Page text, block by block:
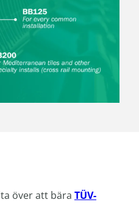
över att bära TÜV-